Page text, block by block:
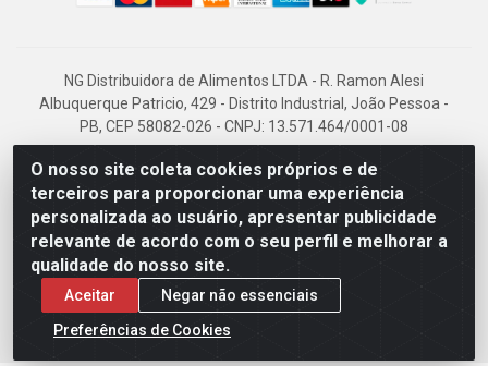
O nosso site coleta cookies próprios e de
terceiros para proporcionar uma experiência
personalizada ao usuário, apresentar publicidade
relevante de acordo com o seu perfil e melhorar a
qualidade do nosso site.
Aceitar
Negar não essenciais
Preferências de Cookies
NG Distribuidora de Alimentos LTDA - R. Ramon Alesi
Albuquerque Patricio, 429 - Distrito Industrial, João Pessoa -
PB, CEP 58082-026 - CNPJ: 13.571.464/0001-08
NG Alimentos, há mais de 14 anos no mercado paraibano, é
referência em frigorificados, destacando-se pela logística
eficiente e excelência.